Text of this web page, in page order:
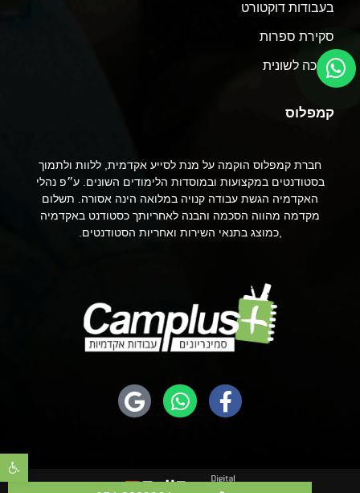
פתח
בעבודות דוקטורט
סקירת ספרות
עריכה לשונית
קמפלוס
חברת קמפלוס הוקמה על מנת לסייע אקדמית, ללוות ולתמוך
בסטודנטים במקצועות ובמוסדות הלימודים השונים. ע״פ נהלי
האקדמיה הגשת עבודה קנויה במלואה הינה אסורה. תשלום
מקדמה מהווה הסכמה והבנה לאחריותך כסטודנט באקדמיה
,כמוצג בתנאי השירות ואחריות הסטודנטים.